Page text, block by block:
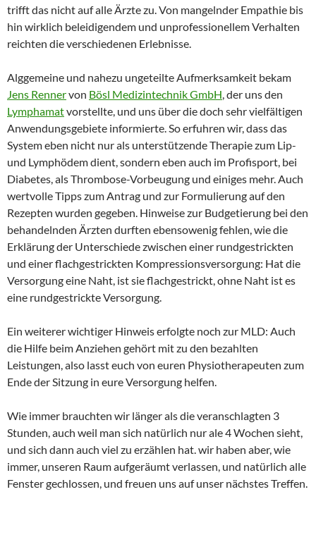
trifft das nicht auf alle Ärzte zu. Von mangelnder Empathie bis
hin wirklich beleidigendem und unprofessionellem Verhalten
reichten die verschiedenen Erlebnisse.
Alggemeine und nahezu ungeteilte Aufmerksamkeit bekam
Jens Rennervon Bösl Medizintechnik GmbH, der uns den
Lymphamatvorstellte, und uns über die doch sehr vielfältigen
Anwendungsgebiete informierte. So erfuhren wir, dass das
System eben nicht nur als unterstützende Therapie zum Lip-
und Lymphödem dient, sondern eben auch im Profisport, bei
Diabetes, als Thrombose-Vorbeugung und einiges mehr. Auch
wertvolle Tipps zum Antrag und zur Formulierung auf den
Rezepten wurden gegeben. Hinweise zur Budgetierung bei den
behandelnden Ärzten durften ebensowenig fehlen, wie die
Erklärung der Unterschiede zwischen einer rundgestrickten
und einer flachgestrickten Kompressionsversorgung: Hat die
Versorgung eine Naht, ist sie flachgestrickt, ohne Naht ist es
eine rundgestrickte Versorgung.
Ein weiterer wichtiger Hinweis erfolgte noch zur MLD: Auch
die Hilfe beim Anziehen gehört mit zu den bezahlten
Leistungen, also lasst euch von euren Physiotherapeuten zum
Ende der Sitzung in eure Versorgung helfen.
Wie immer brauchten wir länger als die veranschlagten 3
Stunden, auch weil man sich natürlich nur ale 4 Wochen sieht,
und sich dann auch viel zu erzählen hat. wir haben aber, wie
immer, unseren Raum aufgeräumt verlassen, und natürlich alle
Fenster gechlossen, und freuen uns auf unser nächstes Treffen.